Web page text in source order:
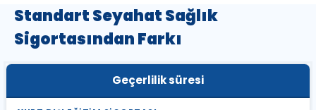
Standart Seyahat Sağlık
Sigortasından Farkı
Geçerlilik süresi